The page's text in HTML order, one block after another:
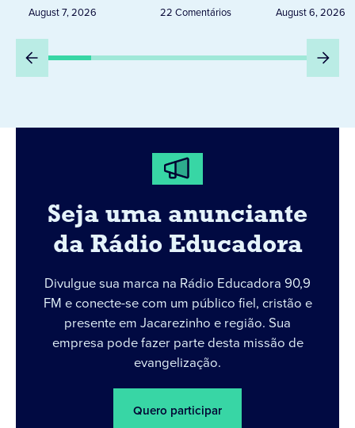
August 7, 2026 22 Comentários
Peru
August 6, 2026
Seja uma anunciante
da Rádio Educadora
Divulgue sua marca na Rádio Educadora 90,9
FM e conecte-se com um público fiel, cristão e
presente em Jacarezinho e região. Sua
empresa pode fazer parte desta missão de
evangelização.
Quero participar